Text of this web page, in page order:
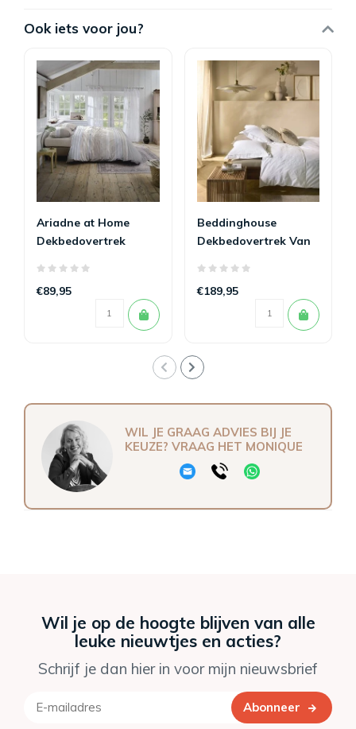
Ook iets voor jou?
Ariadne at Home
Dekbedovertrek
€89,95
Beddinghouse
Dekbedovertrek Van
€189,95
WIL JE GRAAG ADVIES BIJ JE
KEUZE? VRAAG HET MONIQUE
Wil je op de hoogte blijven van alle
leuke nieuwtjes en acties?
Schrijf je dan hier in voor mijn nieuwsbrief
Abonneer